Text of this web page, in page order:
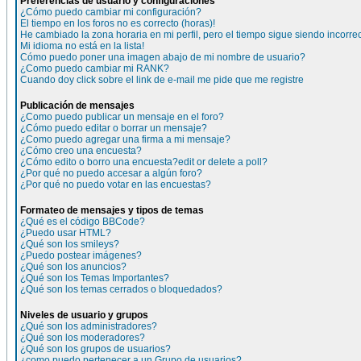
¿Cómo puedo cambiar mi configuración?
El tiempo en los foros no es correcto (horas)!
He cambiado la zona horaria en mi perfil, pero el tiempo sigue siendo
Mi idioma no está en la lista!
Cómo puedo poner una imagen abajo de mi nombre de usuario?
¿Como puedo cambiar mi RANK?
Cuando doy click sobre el link de e-mail me pide que me registre
Publicación de mensajes
¿Como puedo publicar un mensaje en el foro?
¿Cómo puedo editar o borrar un mensaje?
¿Como puedo agregar una firma a mi mensaje?
¿Cómo creo una encuesta?
¿Cómo edito o borro una encuesta?edit or delete a poll?
¿Por qué no puedo accesar a algún foro?
¿Por qué no puedo votar en las encuestas?
Formateo de mensajes y tipos de temas
¿Qué es el código BBCode?
¿Puedo usar HTML?
¿Qué son los smileys?
¿Puedo postear imágenes?
¿Qué son los anuncios?
¿Qué son los Temas Importantes?
¿Qué son los temas cerrados o bloquedados?
Niveles de usuario y grupos
¿Qué son los administradores?
¿Qué son los moderadores?
¿Qué son los grupos de usuarios?